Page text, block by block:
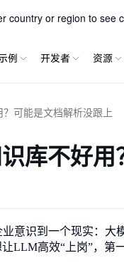
country or region to see
TextIn xParse
例 开发者 资源
可能是文档解析没跟上
库不好
意识到一个现实： 大
LLM高效“上岗”，